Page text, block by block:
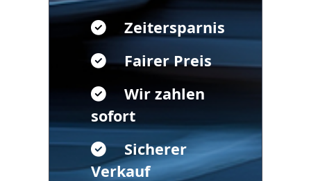
Zeitersparnis
Fairer Preis
Wir zahlen
sofort
Sicherer
Verkauf